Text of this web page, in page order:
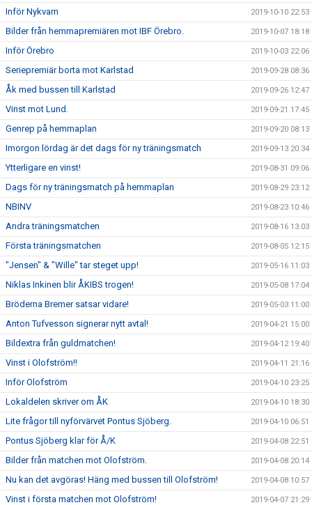
Inför Nykvarn 2019-10-10 22:53
Bilder från hemmapremiären mot IBF Örebro. 2019-10-07 18:18
Inför Örebro 2019-10-03 22:06
Seriepremiär borta mot Karlstad 2019-09-28 08:36
Åk med bussen till Karlstad 2019-09-26 12:47
Vinst mot Lund. 2019-09-21 17:45
Genrep på hemmaplan 2019-09-20 08:13
Imorgon lördag är det dags för ny träningsmatch 2019-09-13 20:34
Ytterligare en vinst! 2019-08-31 09:06
Dags för ny träningsmatch på hemmaplan 2019-08-29 23:12
NBINV 2019-08-23 10:46
Andra träningsmatchen 2019-08-16 13:03
Första träningsmatchen 2019-08-05 12:15
"Jensen" & "Wille" tar steget upp! 2019-05-16 11:03
Niklas Inkinen blir ÅKIBS trogen! 2019-05-08 17:04
Bröderna Bremer satsar vidare! 2019-05-03 11:00
Anton Tufvesson signerar nytt avtal! 2019-04-21 15:00
Bildextra från guldmatchen! 2019-04-12 19:40
Vinst i Olofström!! 2019-04-11 21:16
Inför Olofström 2019-04-10 23:25
Lokaldelen skriver om ÅK 2019-04-10 18:30
Lite frågor till nyförvärvet Pontus Sjöberg. 2019-04-10 06:51
Pontus Sjöberg klar för Å/K 2019-04-08 22:51
Bilder från matchen mot Olofström. 2019-04-08 20:14
Nu kan det avgöras! Häng med bussen till Olofström! 2019-04-08 10:57
Vinst i första matchen mot Olofström! 2019-04-07 21:29